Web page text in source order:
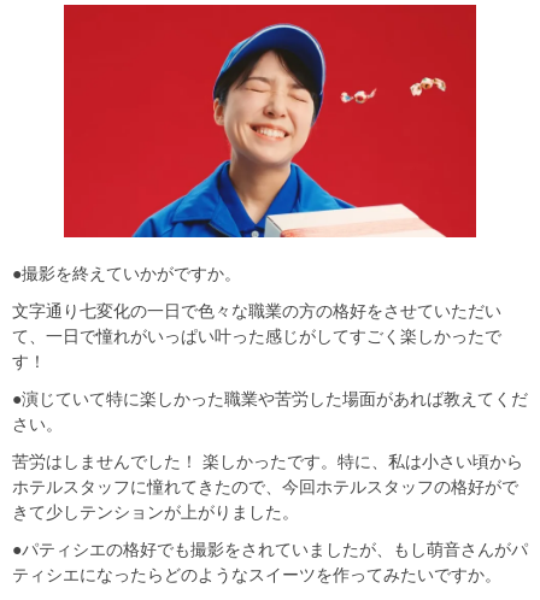
●撮影を終えていかがですか。
文字通り七変化の一日で色々な職業の方の格好をさせていただい
て、一日で憧れがいっぱい叶った感じがしてすごく楽しかったで
す！
●演じていて特に楽しかった職業や苦労した場面があれば教えてくだ
さい。
苦労はしませんでした！ 楽しかったです。特に、私は小さい頃から
ホテルスタッフに憧れてきたので、今回ホテルスタッフの格好がで
きて少しテンションが上がりました。
●パティシエの格好でも撮影をされていましたが、もし萌音さんがパ
ティシエになったらどのようなスイーツを作ってみたいですか。